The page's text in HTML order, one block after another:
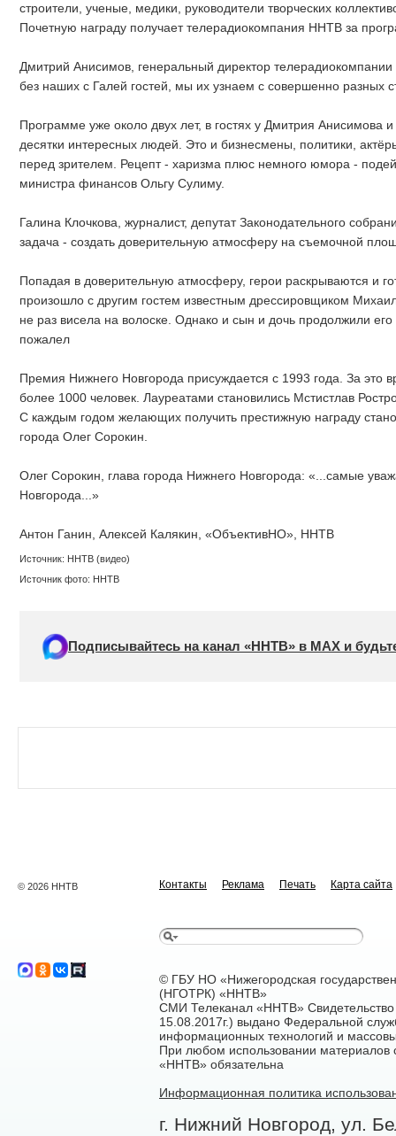
строители, ученые, медики, руководители творческих
Почетную награду получает телерадиокомпания ННТВ за
Дмитрий Анисимов, генеральный директор
без наших с Галей гостей, мы их узнаем с совершенно разных
Программе уже около двух лет, в гостях у Дмитрия Анисимова
десятки интересных людей. Это и бизнесмены, политики,
перед зрителем. Рецепт - харизма плюс немного юмора -
министра финансов Ольгу Сулиму.
Галина Клочкова, журналист, депутат Законодательного
задача - создать доверительную атмосферу на съемочной
Попадая в доверительную атмосферу, герои раскрываются и
произошло с другим гостем известным дрессировщиком
не раз висела на волоске. Однако и сын и дочь продолжили
пожалел
Премия Нижнего Новгорода присуждается с 1993 года. За это
более 1000 человек. Лауреатами становились Мстистлав
С каждым годом желающих получить престижную награду
города Олег Сорокин.
Олег Сорокин, глава города Нижнего Новгорода: «...самые
Новгорода...»
Антон Ганин, Алексей Калякин, «ОбъективНО», ННТВ
Источник: ННТВ (видео)
Источник фото: ННТВ
Подписывайтесь на канал «ННТВ» в МАХ и
© 2026 ННТВ Контакты Реклама Печать Карта сайта
© ГБУ НО «Нижегородская
(НГОТРК) «ННТВ»
СМИ Телеканал «ННТВ»
15.08.2017г.) выдано Федеральной
информационных технологий и
При любом использовании материалов
«ННТВ» обязательна
Информационная политика
г. Нижний Новгород, ул.